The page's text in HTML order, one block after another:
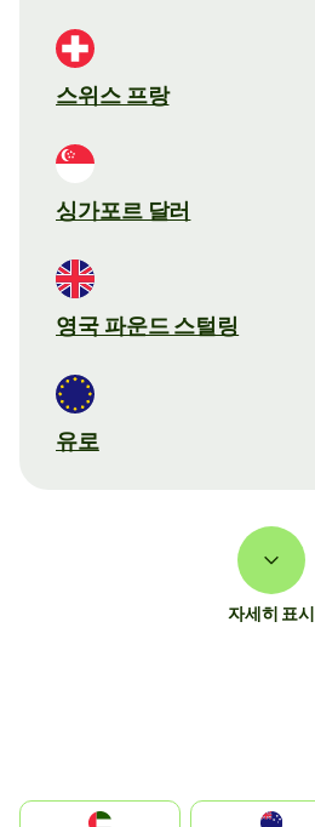
스위스 프랑
싱가포르 달러
영국 파운드 스털링
유로
자세히 표시